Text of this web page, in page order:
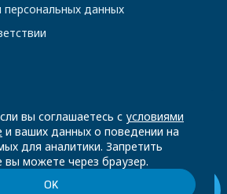
данных
вы соглашаетесь с условиями
и ваших данных о поведении на
для аналитики. Запретить
вы можете через браузер.
ОК